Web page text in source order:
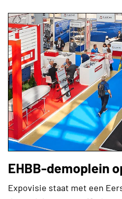
EHBB-demoplein
Expovisie staat met een